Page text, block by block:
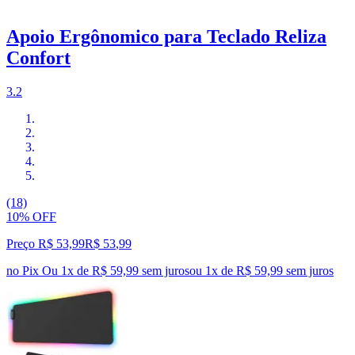
Apoio Ergônomico para Teclado Reliza
Confort
3.2
(18)
10% OFF
Preço R$ 53,99R$ 53,99
no Pix Ou 1x de R$ 59,99 sem jurosou 1x de R$ 59,99 sem juros